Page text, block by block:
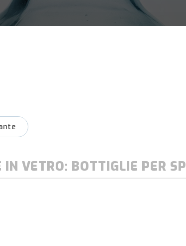
IN VETRO: BOTTIGLIE PER